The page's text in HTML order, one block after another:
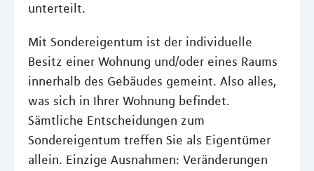
unterteilt.
Mit Sondereigentum ist der individuelle
Besitz einer Wohnung und/oder eines Raums
innerhalb des Gebäudes gemeint. Also alles,
was sich in Ihrer Wohnung befindet.
Sämtliche Entscheidungen zum
Sondereigentum treffen Sie als Eigentümer
allein. Einzige Ausnahmen: Veränderungen